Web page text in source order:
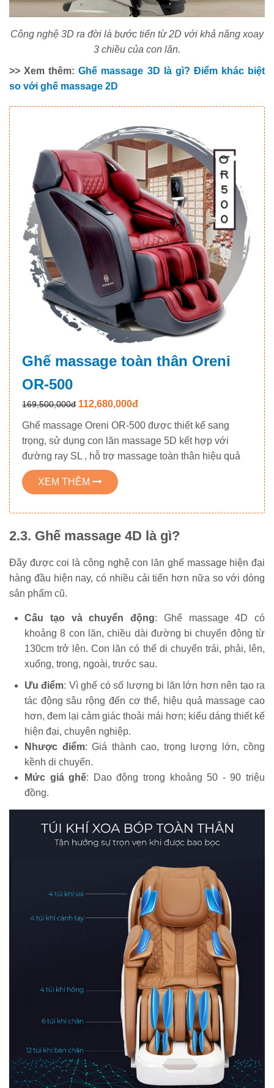
Công nghệ 3D ra đời là bước tiến từ 2D với khả năng xoay
3 chiều của con lăn.
>> Xem thêm:Ghế massage 3D là gì? Điểm khác biệt
so với ghế massage 2D
Ghế massage toàn thân Oreni
OR-500
169,500,000đ 112,680,000đ
Ghế massage Oreni OR-500 được thiết kế sang
trọng, sử dụng con lăn massage 5D kết hợp với
đường ray SL , hỗ trợ massage toàn thân hiệu quả
XEM THÊM
2.3. Ghế massage 4D là gì?
Đây được coi là công nghệ con lăn ghế massage hiện đại
hàng đầu hiện nay, có nhiều cải tiến hơn nữa so với dòng
sản phẩm cũ.
Cấu tạo và chuyển động: Ghế massage 4D có
khoảng 8 con lăn, chiều dài đường bi chuyển động từ
130cm trở lên. Con lăn có thể di chuyển trái, phải, lên,
xuống, trong, ngoài, trước sau.
Ưu điểm: Vì ghế có số lượng bi lăn lớn hơn nên tạo ra
tác động sâu rộng đến cơ thể, hiệu quả massage cao
hơn, đem lại cảm giác thoải mái hơn; kiểu dáng thiết kế
hiện đại, chuyên nghiệp.
Nhược điểm: Giá thành cao, trọng lượng lớn, cồng
kềnh di chuyển.
Mức giá ghế: Dao động trong khoảng 50 - 90 triệu
đồng.